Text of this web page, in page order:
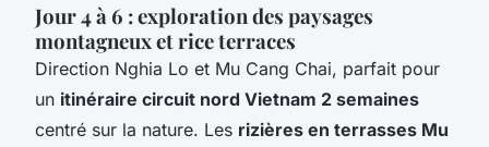
Jour 4 à 6 : exploration des paysages
montagneux et rice terraces
Direction Nghia Lo et Mu Cang Chai, parfait pour
un itinéraire circuit nord Vietnam 2 semaines
centré sur la nature. Les rizières en terrasses Mu